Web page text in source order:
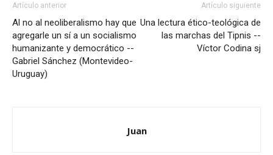
Artículo anterior
Al no al neoliberalismo hay que
agregarle un sí a un socialismo
humanizante y democrático --
Gabriel Sánchez (Montevideo-
Uruguay)
Artículo siguiente
Una lectura ético-teológica de
las marchas del Tipnis --
Víctor Codina sj
Juan